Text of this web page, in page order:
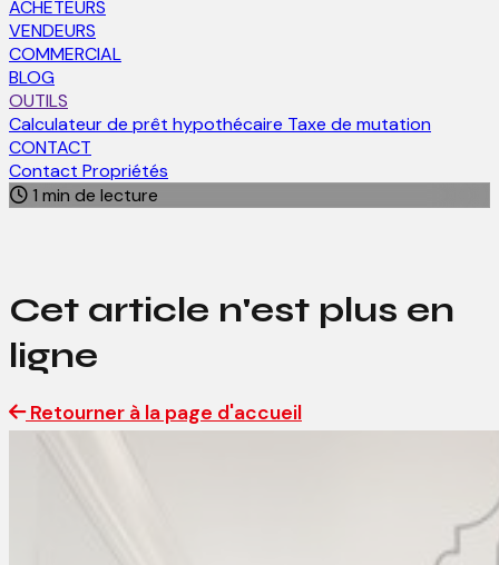
ACHETEURS
VENDEURS
COMMERCIAL
BLOG
OUTILS
Calculateur de prêt hypothécaire Taxe de mutation
CONTACT
Contact Propriétés
1 min de lecture
Cet article n'est plus en
ligne
Retourner à la page d'accueil